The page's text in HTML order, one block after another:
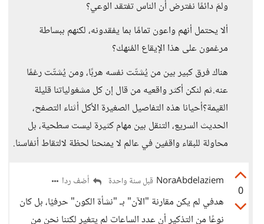
ولمَ دائمًا نفترض أن الناس تفتقد الوعي؟
ألا يحتمل أنهم واعون تمامًا بما يفقدونه، لكنهم ببساطة
مرغمون على هذا الإيقاع المُنهك؟
هناك فرق كبير بين من يُشتّت نفسه هربًا، ومن يُشتّت رغمًا
عنه.ثم لنكن أكثر واقعيه من قال إن كل مشغولياتنا قليلة
القيمة؟أحيانا هذه التفاصيل الصغيرة الأكل أثناء التصفح،
الحديث السريع، التنقل بين مهام كثيرة ليست سطحية، بل
محاولة للبقاء واقفين في عالم لا يمنحنا لحظة لالتقاط أنفاسنا.
0
NoraAbdelaziem قبل سنة واحدة أضف ردا
هدفي لم يكن مقارنة "الآن" بـ "نشأة الكون" حرفيًا، بل كان
نوعًا من التذكير أن عدد الساعات لم يتغير لكننا نحن من